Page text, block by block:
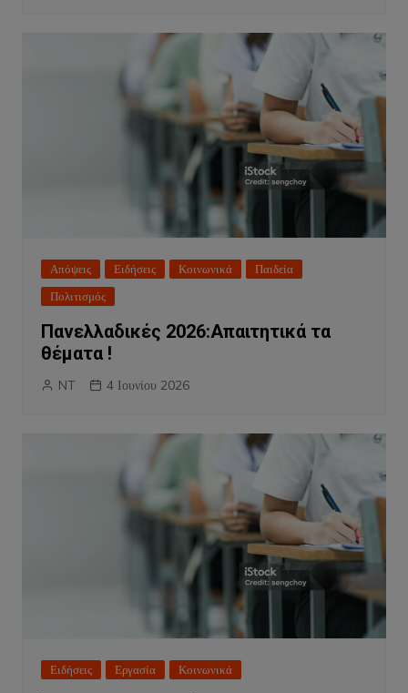
Απόψεις Ειδήσεις Κοινωνικά
Παιδεία
Πολιτισμός
Πανελλαδικές 2026:Απαιτητικά τα
θέματα !
NT 4 Ιουνίου 2026
Ειδήσεις Εργασία Κοινωνικά